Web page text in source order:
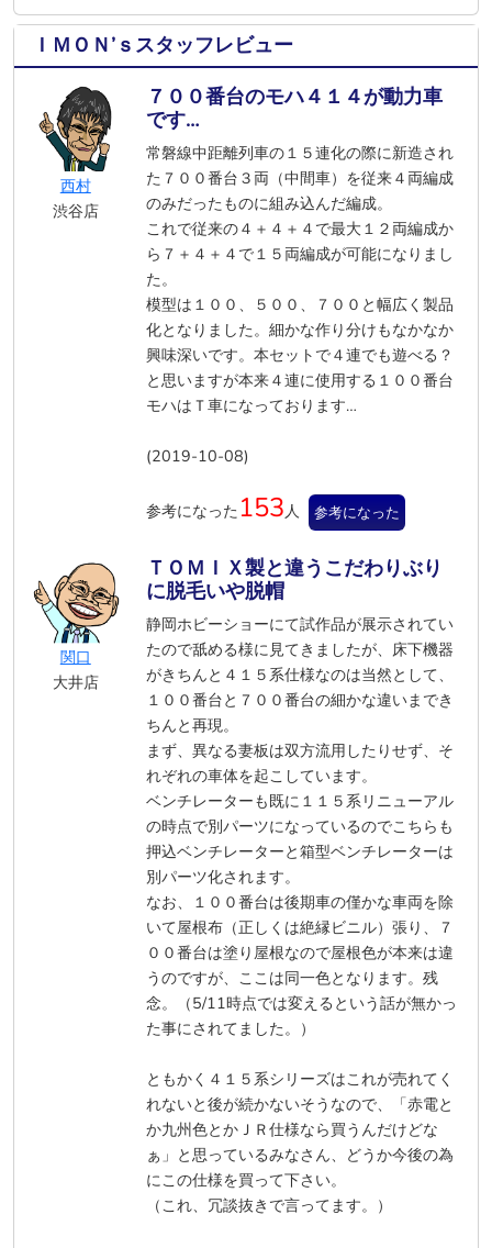
ＩＭＯＮ’ｓスタッフレビュー
西村
渋谷店
７００番台のモハ４１４が動力車
です…
常磐線中距離列車の１５連化の際に新造され
た７００番台３両（中間車）を従来４両編成
のみだったものに組み込んだ編成。
これで従来の４＋４＋４で最大１２両編成か
ら７＋４＋４で１５両編成が可能になりまし
た。
模型は１００、５００、７００と幅広く製品
化となりました。細かな作り分けもなかなか
興味深いです。本セットで４連でも遊べる？
と思いますが本来４連に使用する１００番台
モハはＴ車になっております…
(2019-10-08)
参考になった 153人 参考になった
関口
大井店
ＴＯＭＩＸ製と違うこだわりぶり
に脱毛いや脱帽
静岡ホビーショーにて試作品が展示されてい
たので舐める様に見てきましたが、床下機器
がきちんと４１５系仕様なのは当然として、
１００番台と７００番台の細かな違いまでき
ちんと再現。
まず、異なる妻板は双方流用したりせず、そ
れぞれの車体を起こしています。
ベンチレーターも既に１１５系リニューアル
の時点で別パーツになっているのでこちらも
押込ベンチレーターと箱型ベンチレーターは
別パーツ化されます。
なお、１００番台は後期車の僅かな車両を除
いて屋根布（正しくは絶縁ビニル）張り、７
００番台は塗り屋根なので屋根色が本来は違
うのですが、ここは同一色となります。残
念。（5/11時点では変えるという話が無かっ
た事にされてました。）
ともかく４１５系シリーズはこれが売れてく
れないと後が続かないそうなので、「赤電と
か九州色とかＪＲ仕様なら買うんだけどな
ぁ」と思っているみなさん、どうか今後の為
にこの仕様を買って下さい。
（これ、冗談抜きで言ってます。）